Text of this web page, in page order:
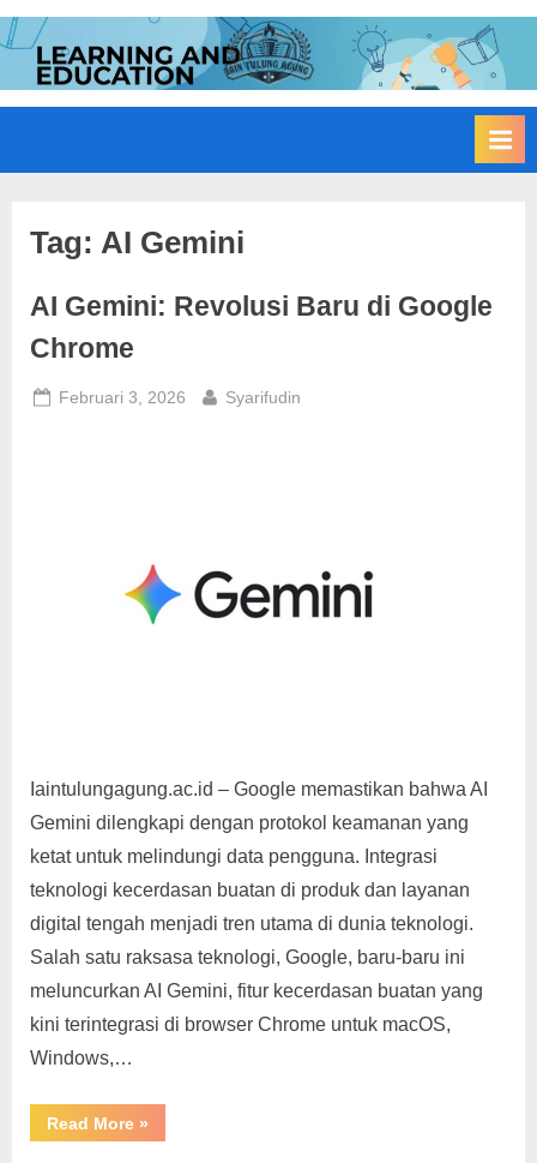
Skip
to
content
I
A
N
u
Edukasi
Membangun
Tag: AI Gemini
AI Gemini: Revolusi Baru di Google
Chrome
Posted
Februari 3, 2026 By
Syarifudin
Iaintulungagung.ac.id – Google memastikan bahwa AI
Gemini dilengkapi dengan protokol keamanan yang
ketat untuk melindungi data pengguna. Integrasi
teknologi kecerdasan buatan di produk dan layanan
digital tengah menjadi tren utama di dunia teknologi.
Salah satu raksasa teknologi, Google, baru-baru ini
meluncurkan AI Gemini, fitur kecerdasan buatan yang
kini terintegrasi di browser Chrome untuk macOS,
Windows,…
Read More“AI
Gemini:
»